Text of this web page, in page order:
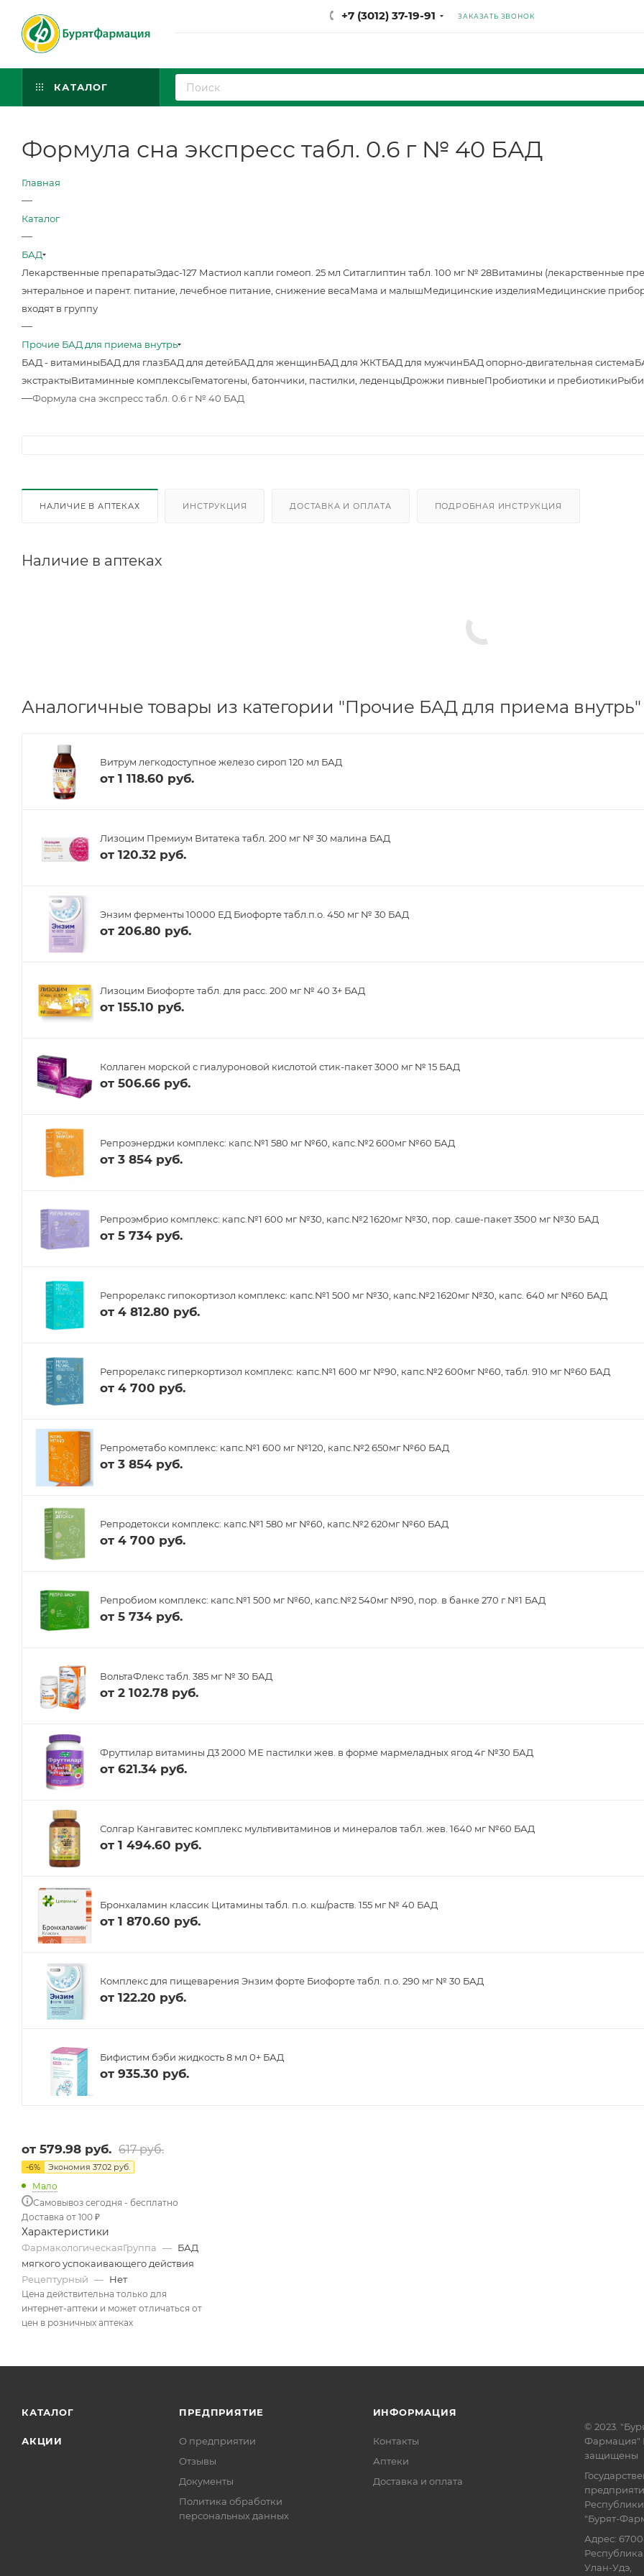
+7 (3012) 37-19-91 ЗАКАЗАТЬ ЗВОНОК
КАТАЛОГ
Формула сна экспресс табл. 0.6 г № 40 БАД
Главная
—
Каталог
—
БАД
Лекарственные препаратыЭдас-127 Мастиол капли гомеоп. 25 мл Ситаглиптин табл. 100 мг № 28Витамины (лекарственные
энтеральное и парент. питание, лечебное питание, снижение весаМама и малышМедицинские изделияМедицинские
входят в группу
—
Прочие БАД для приема внутрь
БАД - витаминыБАД для глазБАД для детейБАД для женщинБАД для ЖКТБАД для мужчинБАД опорно-двигательная система
экстрактыВитаминные комплексыГематогены, батончики, пастилки, леденцыДрожжи пивныеПробиотики и пребиотики
—Формула сна экспресс табл. 0.6 г № 40 БАД
НАЛИЧИЕ В АПТЕКАХ ИНСТРУКЦИЯ ДОСТАВКА И ОПЛАТА ПОДРОБНАЯ ИНСТРУКЦИЯ
Наличие в аптеках
Аналогичные товары из категории "Прочие БАД для приема внутрь"
Витрум легкодоступное железо сироп 120 мл БАД
от 1 118.60 руб.
Лизоцим Премиум Витатека табл. 200 мг № 30 малина БАД
от 120.32 руб.
Энзим ферменты 10000 ЕД Биофорте табл.п.о. 450 мг № 30 БАД
от 206.80 руб.
Лизоцим Биофорте табл. для расс. 200 мг № 40 3+ БАД
от 155.10 руб.
Коллаген морской с гиалуроновой кислотой стик-пакет 3000 мг № 15 БАД
от 506.66 руб.
Репроэнерджи комплекс: капс.№1 580 мг №60, капс.№2 600мг №60 БАД
от 3 854 руб.
Репроэмбрио комплекс: капс.№1 600 мг №30, капс.№2 1620мг №30, пор. саше-пакет 3500 мг №30 БАД
от 5 734 руб.
Репрорелакс гипокортизол комплекс: капс.№1 500 мг №30, капс.№2 1620мг №30, капс. 640 мг №60 БАД
от 4 812.80 руб.
Репрорелакс гиперкортизол комплекс: капс.№1 600 мг №90, капс.№2 600мг №60, табл. 910 мг №60 БАД
от 4 700 руб.
Репрометабо комплекс: капс.№1 600 мг №120, капс.№2 650мг №60 БАД
от 3 854 руб.
Репродетокси комплекс: капс.№1 580 мг №60, капс.№2 620мг №60 БАД
от 4 700 руб.
Репробиом комплекс: капс.№1 500 мг №60, капс.№2 540мг №90, пор. в банке 270 г №1 БАД
от 5 734 руб.
ВольтаФлекс табл. 385 мг № 30 БАД
от 2 102.78 руб.
Фруттилар витамины Д3 2000 МЕ пастилки жев. в форме мармеладных ягод 4г №30 БАД
от 621.34 руб.
Солгар Кангавитес комплекс мультивитаминов и минералов табл. жев. 1640 мг №60 БАД
от 1 494.60 руб.
Бронхаламин классик Цитамины табл. п.о. кш/раств. 155 мг № 40 БАД
от 1 870.60 руб.
Комплекс для пищеварения Энзим форте Биофорте табл. п.о. 290 мг № 30 БАД
от 122.20 руб.
Бифистим бэби жидкость 8 мл 0+ БАД
от 935.30 руб.
от 579.98 руб. 617 руб.
-6% Экономия 37.02 руб.
Мало
Самовывоз сегодня - бесплатно
Доставка от 100 ₽
Характеристики
ФармакологическаяГруппа — БАД
мягкого успокаивающего действия
Рецептурный — Нет
Цена действительна только для
интернет-аптеки и может отличаться от
цен в розничных аптеках
КАТАЛОГ
АКЦИИ
ПРЕДПРИЯТИЕ
О предприятии
Отзывы
Документы
Политика обработки
персональных данных
ИНФОРМАЦИЯ
Контакты
Аптеки
Доставка и оплата
© 2023.
Фармация"
защищены
"Бурят-
Адрес:
Республика
Улан-Удэ,